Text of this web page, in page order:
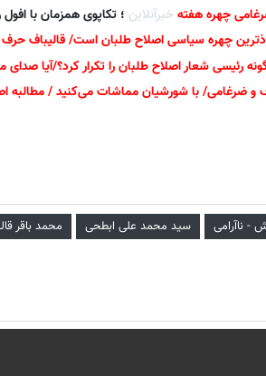
چهره هفتهخبرآنلاین ؛ تکاپوی همزمان با
چهره سیاسی اصلاح طلبان است/ قالیباف حرف
رئیسی شعار اصلاح طلبان را تکرار کرد؟/آیا
و ضرغامی/ با شورشیان مماشات می‌کنید /
- ناآرامی سید محمد علی ابطحی محمد باقر